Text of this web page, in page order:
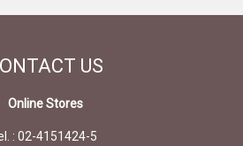
US
Online Stores
: 02-4151424-5